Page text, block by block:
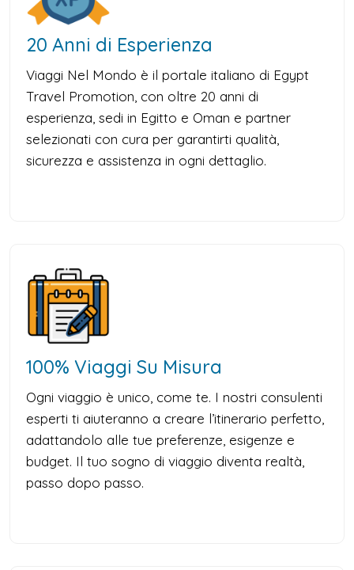
20 Anni di Esperienza
Viaggi Nel Mondo è il portale italiano di Egypt
Travel Promotion, con oltre 20 anni di
esperienza, sedi in Egitto e Oman e partner
selezionati con cura per garantirti qualità,
sicurezza e assistenza in ogni dettaglio.
100% Viaggi Su Misura
Ogni viaggio è unico, come te. I nostri consulenti
esperti ti aiuteranno a creare l’itinerario perfetto,
adattandolo alle tue preferenze, esigenze e
budget. Il tuo sogno di viaggio diventa realtà,
passo dopo passo.